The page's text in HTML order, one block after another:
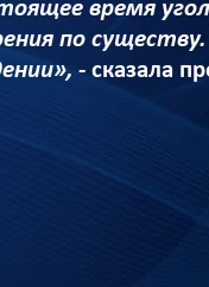
время
по существу.
- сказала